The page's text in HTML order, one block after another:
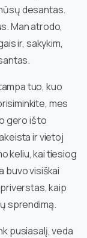
desantas.
Man atrodo,
ir, sakykim,
tuo, kuo
mes
gero iš to
ir vietoj
keliu, kai tiesiog
buvo visiškai
kaip
sprendimą.
pusiasalį, veda